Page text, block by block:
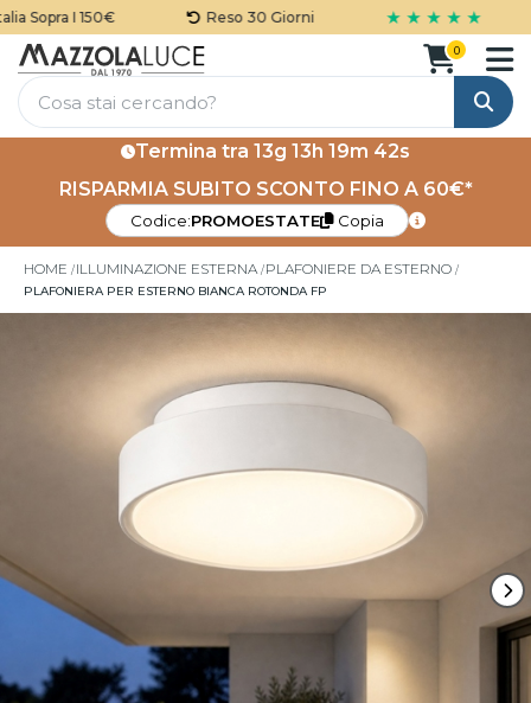
Sopra I 150€ Reso 30 Giorni ★ ★ ★ ★ ★
Cerca
0
Termina tra 13g 13h 19m 42s
RISPARMIA SUBITO SCONTO FINO A 60€*
Codice:PROMOESTATE Copia
HOME ILLUMINAZIONE ESTERNA PLAFONIERE DA ESTERNO
PLAFONIERA PER ESTERNO BIANCA ROTONDA FP